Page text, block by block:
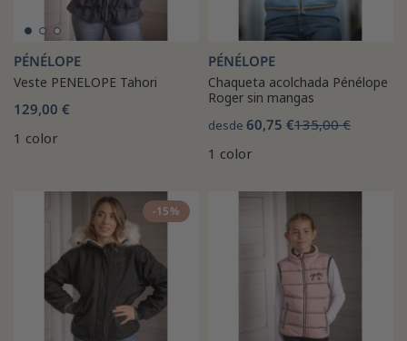
PÉNÉLOPE
Veste PENELOPE Tahori
129,00 €
1 color
PÉNÉLOPE
Chaqueta acolchada Pénélope
Roger sin mangas
desde 60,75 €135,00 €
1 color
-15%